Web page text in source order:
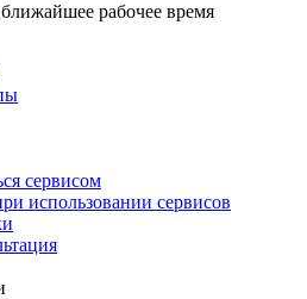
рабочее время
сервисом
использовании сервисов